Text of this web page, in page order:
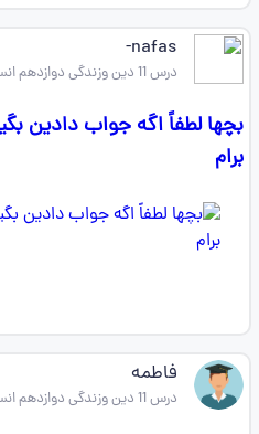
nafas-
درس 11 دین وزندگی دوازدهم انسانی
بچها لطفاً اگه جواب دادین
برام
فاطمه
درس 11 دین وزندگی دوازدهم انسانی